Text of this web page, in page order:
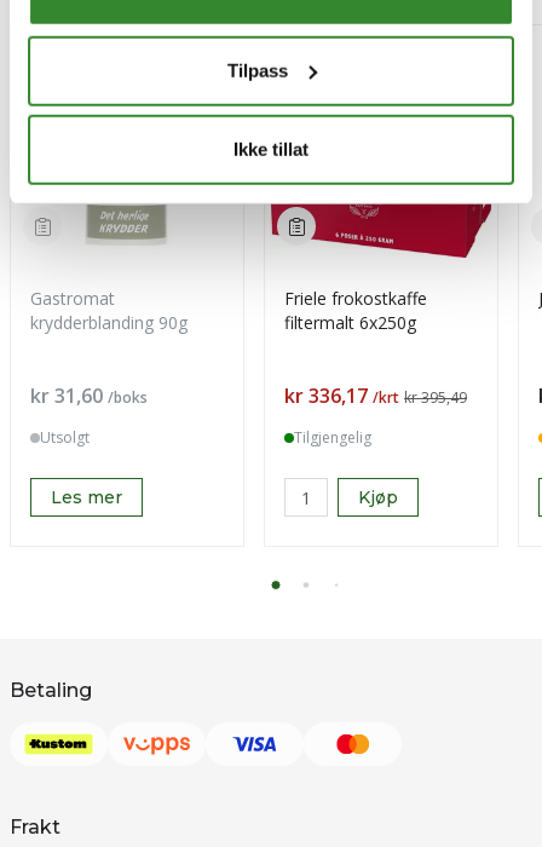
Tilpass
Ikke tillat
Gastromat
krydderblanding 90g
Pris
kr 31,60 /boks
Utsolgt
Les mer
Friele frokostkaffe
filtermalt 6x250g
Pris
kr 336,17 /krt kr 395,49
Tilgjengelig
Kjøp
Betaling
Frakt